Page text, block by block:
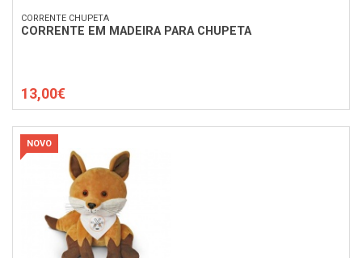
CORRENTE CHUPETA
CORRENTE EM MADEIRA PARA CHUPETA
13,00€
NOVO